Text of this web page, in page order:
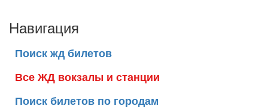
Навигация
Поиск жд билетов
Все ЖД вокзалы и станции
Поиск билетов по городам